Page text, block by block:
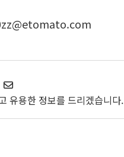
유용한 정보를 드리겠습니다.